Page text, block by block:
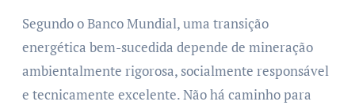
Segundo o Banco Mundial, uma transição
energética bem-sucedida depende de mineração
ambientalmente rigorosa, socialmente responsável
e tecnicamente excelente. Não há caminho para